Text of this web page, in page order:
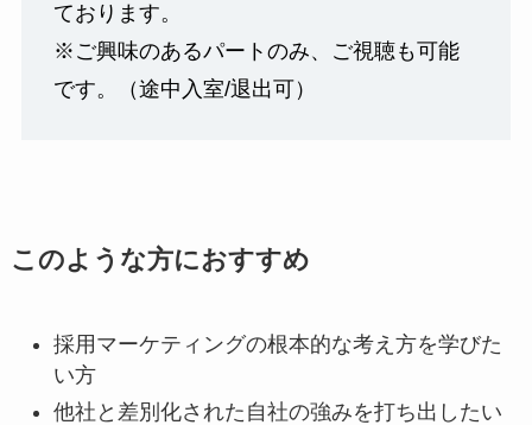
ております。
※ご興味のあるパートのみ、ご視聴も可能
です。（途中入室/退出可）
このような方におすすめ
採用マーケティングの根本的な考え方を学びた
い方
他社と差別化された自社の強みを打ち出したい